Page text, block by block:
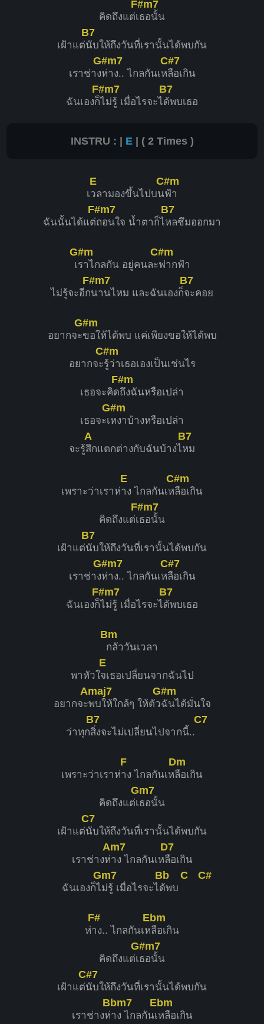
1 1
คิดถึงแต่เ
F#m7
ธอนั้น
เฝ้าแต่
B7
นับให้ถึงวันที่เรานั้นได้พบกัน
เราช่าง
G#m7
ห่าง.. ไกลกันเห
C#7
ลือเกิน
ฉันเองก็
F#m7
ไม่รู้ เมื่อไรจะไ
B7
ด้พบเธอ
INSTRU : | E| ( 2 Times )
เ
E
วลามองขึ้นไปบน
C#m
ฟ้า
ฉันนั้นได้แต่
F#m7
ถอนใจ น้ำตาก็ไ
B7
หลซึมออกมา
เ
G#m
ราไกลกัน อยู่คนละ
C#m
ฟากฟ้า
ไม่รู้จะอีก
F#m7
นานไหม และฉันเองก็
B7
จะคอย
อยากจะ
G#m
ขอให้ได้พบ แค่เพียงขอให้ได้พบ
อยากจะ
C#m
รู้ว่าเธอเองเป็นเช่นไร
เธอจะคิด
F#m
ถึงฉันหรือเปล่า
เธอจะเ
G#m
หงาบ้างหรือเปล่า
จะรู้
A
สึกแตกต่างกับฉันบ้างไ
B7
หม
เพราะว่าเราห่
E
าง ไกลกันเห
C#m
ลือเกิน
คิดถึงแต่เ
F#m7
ธอนั้น
เฝ้าแต่
B7
นับให้ถึงวันที่เรานั้นได้พบกัน
เราช่าง
G#m7
ห่าง.. ไกลกันเห
C#7
ลือเกิน
ฉันเองก็
F#m7
ไม่รู้ เมื่อไรจะไ
B7
ด้พบเธอ
Bm
กลัววันเวลา
พาหัวใ
E
จเธอเปลี่ยนจากฉันไป
อยากจะ
Amaj7
พบให้ใกล้ๆ ให้ตัว
G#m
ฉันได้มั่นใจ
ว่าทุก
B7
สิ่งจะไม่เปลี่ยนไปจากนี้..
C7
เพราะว่าเราห่
F
าง ไกลกันเห
Dm
ลือเกิน
คิดถึงแต่เ
Gm7
ธอนั้น
เฝ้าแต่
C7
นับให้ถึงวันที่เรานั้นได้พบกัน
เราช่างห่
Am7
าง ไกลกันเห
D7
ลือเกิน
ฉันเองก็ไ
Gm7
ม่รู้ เมื่อไรจะไ
Bb
ด้พบ
C C#
ห่
F#
าง.. ไกลกันเห
Ebm
ลือเกิน
คิดถึงแต่เ
G#m7
ธอนั้น
เฝ้าแต่
C#7
นับให้ถึงวันที่เรานั้นได้พบกัน
เราช่างห่
Bbm7
าง ไกลกันเ
Ebm
หลือเกิน